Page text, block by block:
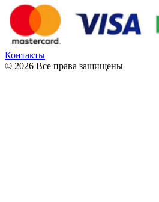
Контакты
© 2026 Все права защищены